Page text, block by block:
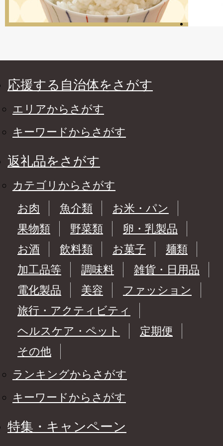
応援する自治体をさがす
エリアからさがす
キーワードからさがす
返礼品をさがす
カテゴリからさがす
お肉
魚介類
お米・パン
果物類
野菜類
卵・乳製品
お酒
飲料類 お菓子
麺類
加工品等
調味料
雑貨・日用品
電化製品
美容
ファッション
旅行・アクティビティ
ヘルスケア・ペット
定期便
その他
ランキングからさがす
キーワードからさがす
特集・キャンペーン